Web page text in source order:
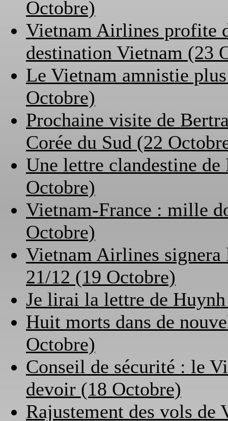
Octobre)
Vietnam Airlines profite
destination Vietnam (23
Le Vietnam amnistie
Octobre)
Prochaine visite de
Corée du Sud (22
Une lettre clandestine
Octobre)
Vietnam-France : mille
Octobre)
Vietnam Airlines
21/12 (19 Octobre)
Je lirai la lettre de
Huit morts dans de
Octobre)
Conseil de sécurité : le
devoir (18 Octobre)
Rajustement des vols